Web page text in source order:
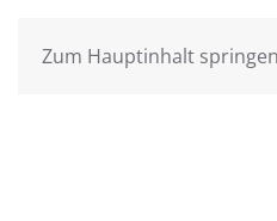
Zum Hauptinhalt springen